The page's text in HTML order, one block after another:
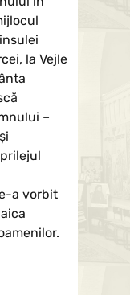
la Vejle
–
a vorbit